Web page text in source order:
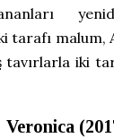
tarafı
iki
Veronica